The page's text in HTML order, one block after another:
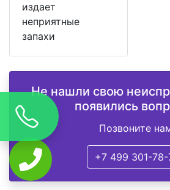
издает
неприятные
запахи
Не нашли свою
появились
Позвоните
+7 499 301-78-